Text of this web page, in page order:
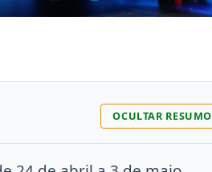
OCULTAR RESUMO